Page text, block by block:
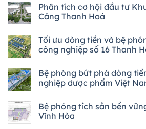
Phân tích cơ hội đầu tư
Cảng Thanh Hoá
Tối ưu dòng tiền và bệ
công nghiệp số 16 Thanh
Bệ phóng bứt phá dòng
nghiệp dược phẩm Việt
Bệ phóng tích sản bền
Vĩnh Hòa